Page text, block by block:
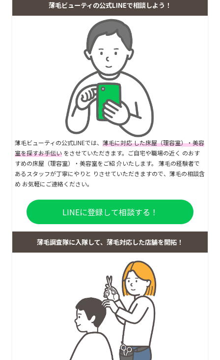
薄毛ビューティの公式LINEで相談しよう！
薄毛ビューティの公式LINEでは、 薄毛に対応 した床屋（理容室）・美容
室を探すお手伝い をさせていただきます。ご自宅や職場の近く のおす
すめの床屋（理容室）・美容室をご紹 介いたします。 薄毛の経験者で
あるスタッフが丁寧にやりと りさせていただきますので、薄毛の相談含
め お気軽にご連絡ください。
LINEに登録して相談する！
薄毛調査隊に入隊して、薄毛対応した店舗を開拓！